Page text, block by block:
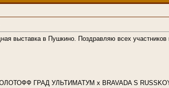
выставка в Пушкино. Поздравляю всех участников
ГРАД УЛЬТИМАТУМ x BRAVADA S